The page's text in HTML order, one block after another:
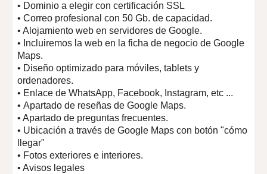
• Dominio a elegir con certificación SSL
• Correo profesional con 50 Gb. de capacidad.
• Alojamiento web en servidores de Google.
• Incluiremos la web en la ficha de negocio de Google
Maps.
• Diseño optimizado para móviles, tablets y
ordenadores.
• Enlace de WhatsApp, Facebook, Instagram, etc ...
•Apartado de reseñas de Google Maps.
• Apartado de preguntas frecuentes.
• Ubicación a través de Google Maps con botón "cómo
llegar"
• Fotos exteriores e interiores.
• Avisos legales